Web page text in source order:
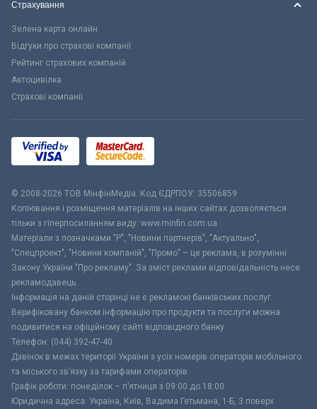
Страхування
Зелена карта онлайн
Відгуки про страхові компанії
Рейтинг страхових компаній
Автоцивілка
Страхові компанії
© 2008-2026 ТОВ МiнфiнМедiа. Код ЄДРПОУ: 35506859
Копіювання і розміщення матеріалів на інших сайтах дозволяється
тільки з гіперпосиланням виду: www.minfin.com.ua
Матеріали з позначками "Р", "Новини партнерів", "Актуально",
"Спецпроект", "Новини компаній", "Промо" – це реклама, в розумінні
Закону України "Про рекламу". За зміст реклами відповідальність несе
рекламодавець.
Інформація на даній сторінці не є рекламою банківських послуг.
Верифіковану банком інформацію про продукти та послуги можна
подивитися на офіційному сайті відповідного банку.
Телефон: (044) 392-47-40
Дзвінок в межах території України з усіх номерів операторів мобільного
та міського зв’язку за тарифами операторів
Графік роботи: понеділок – п’ятниця з 09:00 до 18:00
Юридична адреса: Україна, Київ, Вадима Гетьмана, 1-Б, 3 поверх